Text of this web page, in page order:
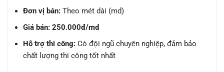
Đơn vị bán:Theo mét dài (md)
Giá bán: 250.000đ/md
Hỗ trợ thi công:Có đội ngũ chuyên nghiệp, đảm bảo
chất lượng thi công tốt nhất